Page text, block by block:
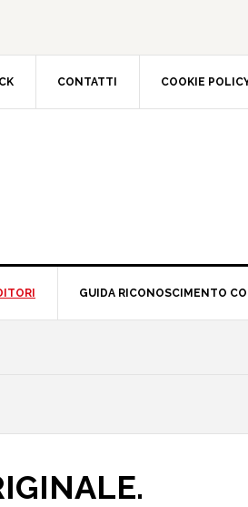
CONTATTI COOKIE POLICY
GUIDA RICONOSCIMENTO